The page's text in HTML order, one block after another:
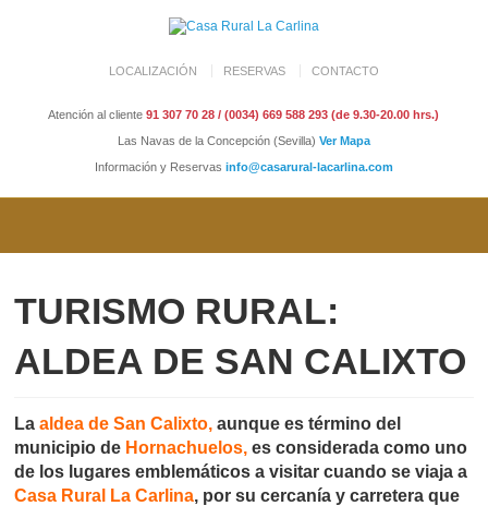
LOCALIZACIÓN RESERVAS CONTACTO
Atención al cliente 91 307 70 28 / (0034) 669 588 293 (de 9.30-20.00 hrs.)
Las Navas de la Concepción (Sevilla) Ver Mapa
Información y Reservas info@casarural-lacarlina.com
TURISMO RURAL:
ALDEA DE SAN CALIXTO
Laaldea de San Calixto, aunque es término del
municipio de Hornachuelos, es considerada como uno
de los lugares emblemáticos a visitar cuando se viaja a
Casa Rural La Carlina, por su cercanía y carretera que